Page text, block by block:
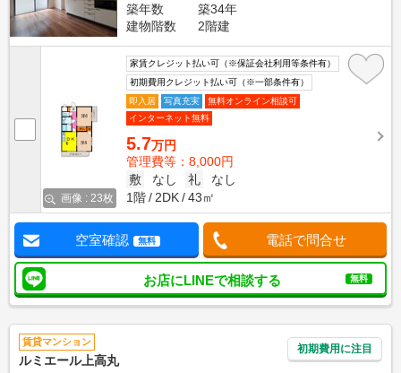
築年数
築34年
建物階数
2階建
画像 : 23枚
家賃クレジット払い可（※保証会社利用等条件有）
初期費用クレジット払い可（※一部条件有）
即入居
写真充実
無料オンライン相談可
インターネット無料
5.7万円
管理費等：8,000円
敷
なし 礼
なし
1階
2DK 43㎡
空室確認 無料 電話で問合せ
お店にLINEで相談する 無料
賃貸マンション
ルミエール上高丸
初期費用に注目